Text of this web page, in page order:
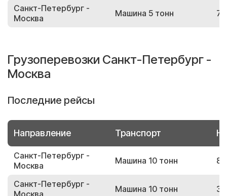
Санкт-Петербург -
Москва
Машина 5 тонн
Грузоперевозки Санкт-Петербург -
Москва
Последние рейсы
Направление Транспорт
Санкт-Петербург -
Москва
Машина 10 тонн
Санкт-Петербург -
Москва
Машина 10 тонн